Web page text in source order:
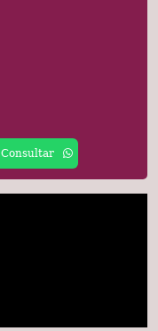
Consultar